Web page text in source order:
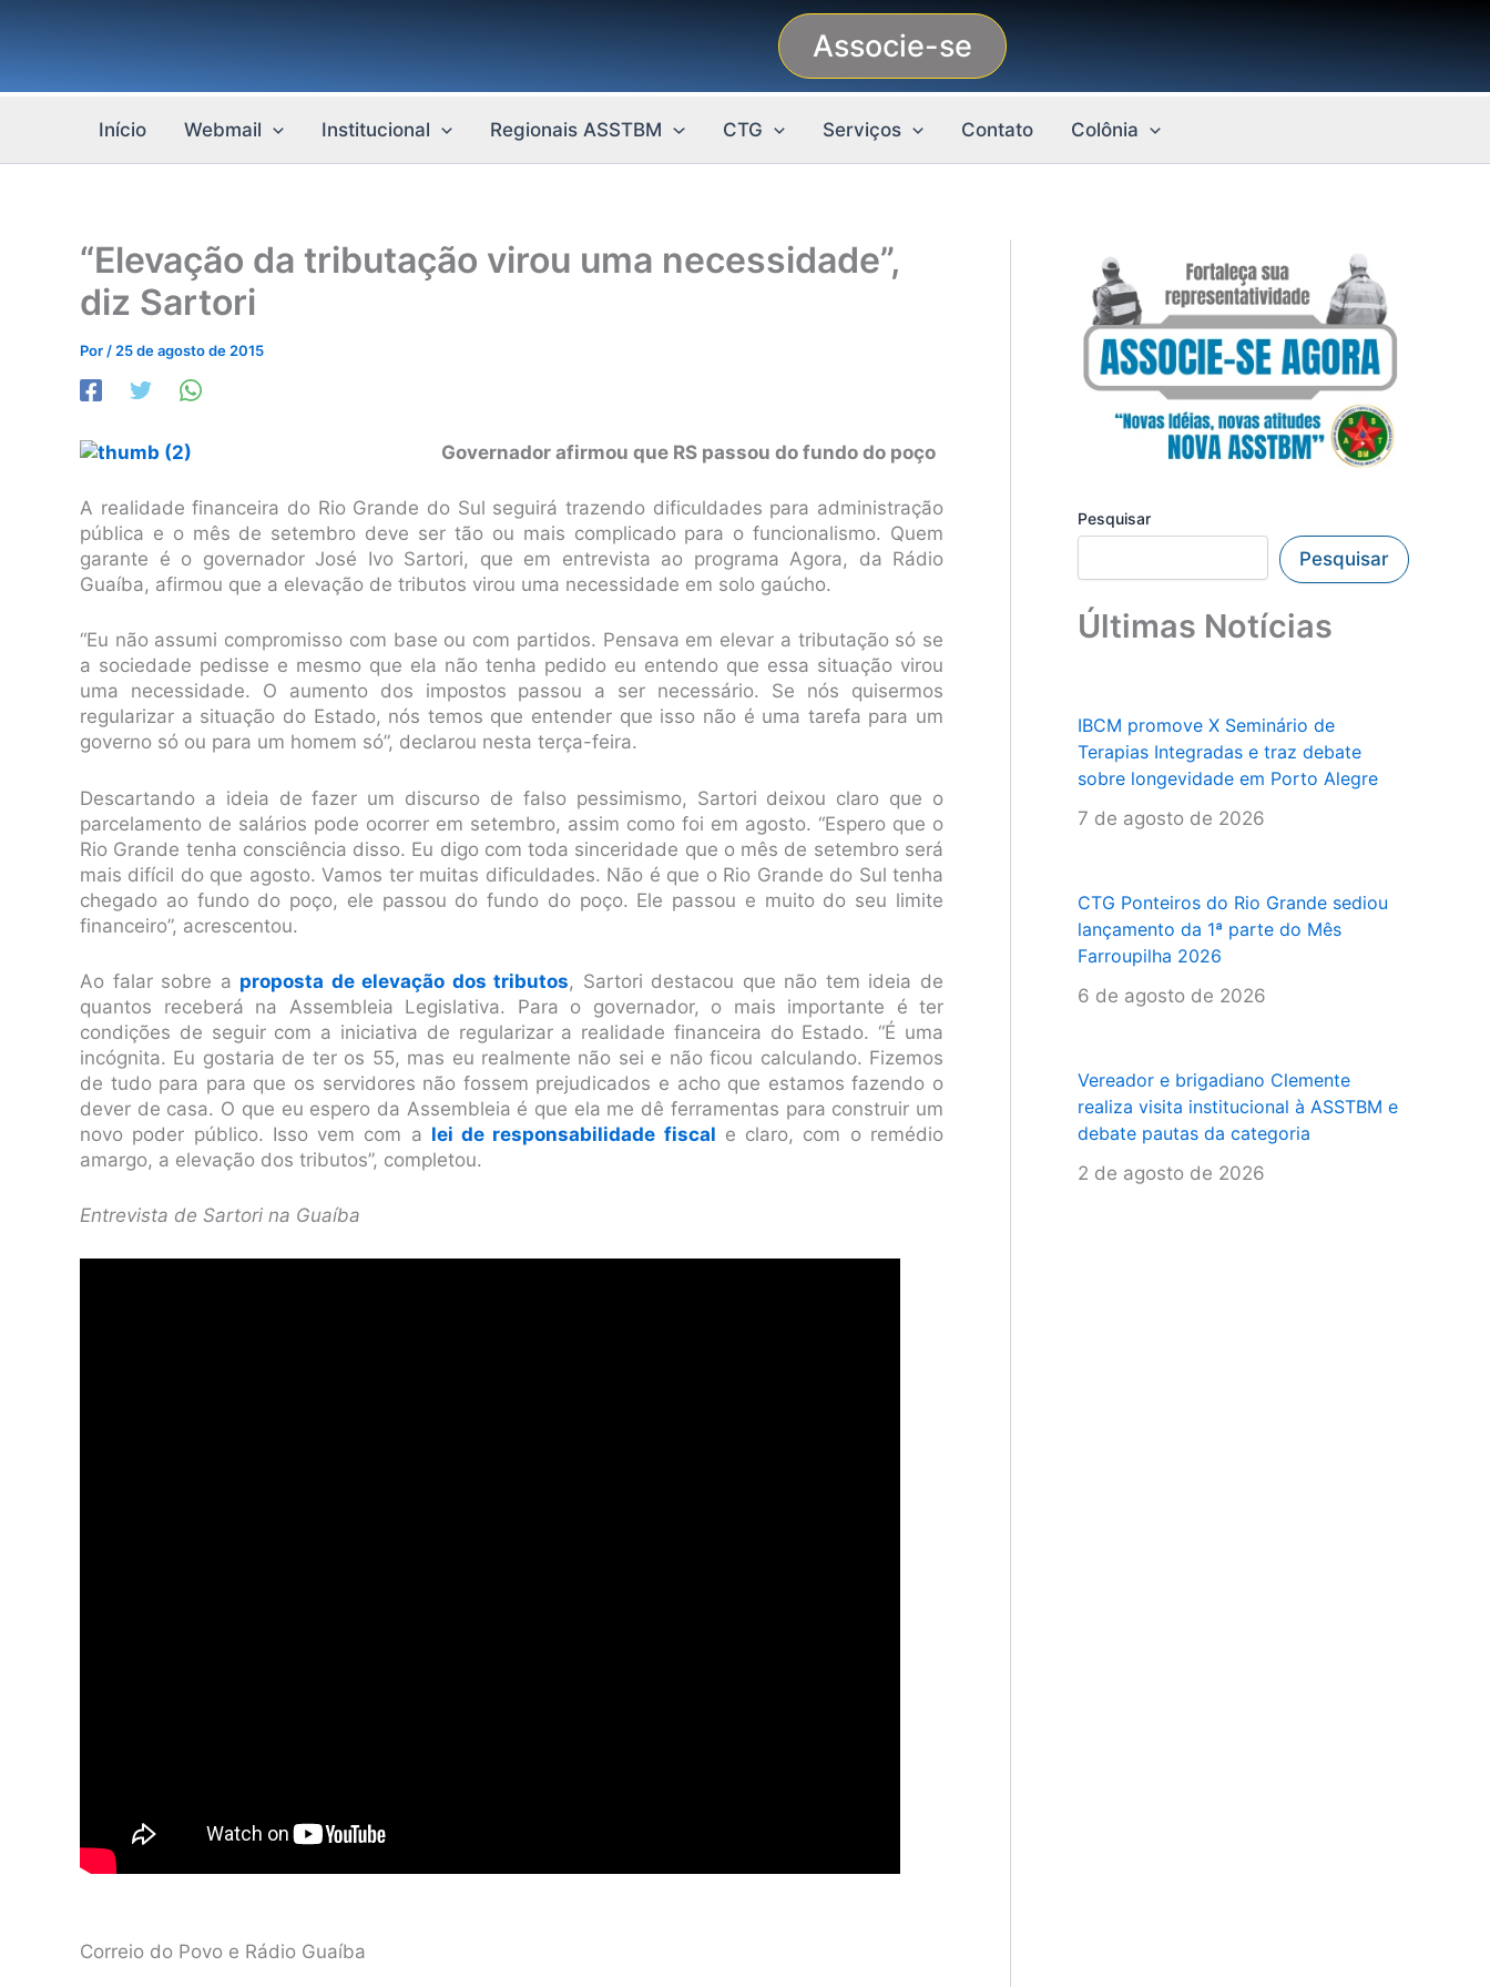
conteúdo
Associe-se
Início Webmail Institucional Regionais ASSTBM CTG Serviços Contato Colônia
“Elevação da tributação virou uma necessidade”,
diz Sartori
Por / 25 de agosto de 2015
Governador afirmou que RS passou do fundo do poço
A realidade financeira do Rio Grande do Sul seguirá trazendo dificuldades para administração
pública e o mês de setembro deve ser tão ou mais complicado para o funcionalismo. Quem
garante é o governador José Ivo Sartori, que em entrevista ao programa Agora, da Rádio
Guaíba, afirmou que a elevação de tributos virou uma necessidade em solo gaúcho.
“Eu não assumi compromisso com base ou com partidos. Pensava em elevar a tributação só se
a sociedade pedisse e mesmo que ela não tenha pedido eu entendo que essa situação virou
uma necessidade. O aumento dos impostos passou a ser necessário. Se nós quisermos
regularizar a situação do Estado, nós temos que entender que isso não é uma tarefa para um
governo só ou para um homem só”, declarou nesta terça-feira.
Descartando a ideia de fazer um discurso de falso pessimismo, Sartori deixou claro que o
parcelamento de salários pode ocorrer em setembro, assim como foi em agosto. “Espero que o
Rio Grande tenha consciência disso. Eu digo com toda sinceridade que o mês de setembro será
mais difícil do que agosto. Vamos ter muitas dificuldades. Não é que o Rio Grande do Sul tenha
chegado ao fundo do poço, ele passou do fundo do poço. Ele passou e muito do seu limite
financeiro”, acrescentou.
Ao falar sobre a proposta de elevação dos tributos, Sartori destacou que não tem ideia de
quantos receberá na Assembleia Legislativa. Para o governador, o mais importante é ter
condições de seguir com a iniciativa de regularizar a realidade financeira do Estado. “É uma
incógnita. Eu gostaria de ter os 55, mas eu realmente não sei e não ficou calculando. Fizemos
de tudo para para que os servidores não fossem prejudicados e acho que estamos fazendo o
dever de casa. O que eu espero da Assembleia é que ela me dê ferramentas para construir um
novo poder público. Isso vem com a lei de responsabilidade fiscal e claro, com o remédio
amargo, a elevação dos tributos”, completou.
Entrevista de Sartori na Guaíba
Correio do Povo e Rádio Guaíba
Pesquisar
Pesquisar
Últimas Notícias
IBCM promove X Seminário de
Terapias Integradas e traz debate
sobre longevidade em Porto Alegre
7 de agosto de 2026
CTG Ponteiros do Rio Grande sediou
lançamento da 1ª parte do Mês
Farroupilha 2026
6 de agosto de 2026
Vereador e brigadiano Clemente
realiza visita institucional à ASSTBM e
debate pautas da categoria
2 de agosto de 2026